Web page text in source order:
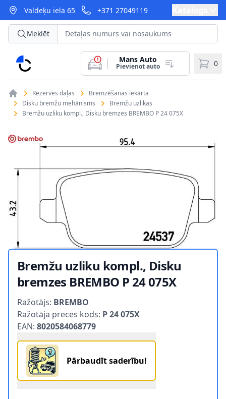
Valdeķu iela 65 +371 27049119
CarParts
Meklēt
Mans Auto
Pievienot auto 0
Rezerves daļas
Bremzēšanas iekārta
Disku bremžu mehānisms
Bremžu uzlikas
Bremžu uzliku kompl., Disku bremzes BREMBO P 24 075X
Bremžu uzliku kompl., Disku
bremzes BREMBO P 24 075X
Ražotājs: BREMBO
Ražotāja preces kods: P 24 075X
EAN: 8020584068779
Pārbaudīt saderību!